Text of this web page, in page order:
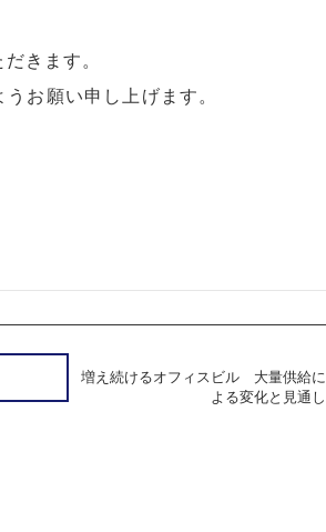
きます。
お願い申し上げます。
増え続けるオフィスビル 大量供給に
よる変化と見通し